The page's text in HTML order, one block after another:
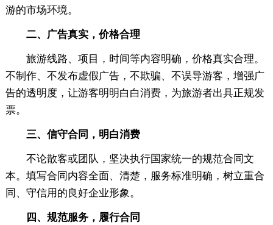
游的市场环境。
二、广告真实，价格合理
旅游线路、项目，时间等内容明确，价格真实合理。
不制作、不发布虚假广告，不欺骗、不误导游客，增强广
告的透明度，让游客明明白白消费，为旅游者出具正规发
票。
三、信守合同，明白消费
不论散客或团队，坚决执行国家统一的规范合同文
本。填写合同内容全面、清楚，服务标准明确，树立重合
同、守信用的良好企业形象。
四、规范服务，履行合同